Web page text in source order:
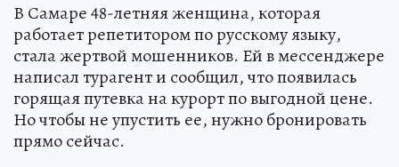
В Самаре 48-летняя женщина, которая
работает репетитором по русскому языку,
стала жертвой мошенников. Ей в мессенджере
написал турагент и сообщил, что появилась
горящая путевка на курорт по выгодной цене.
Но чтобы не упустить ее, нужно бронировать
прямо сейчас.